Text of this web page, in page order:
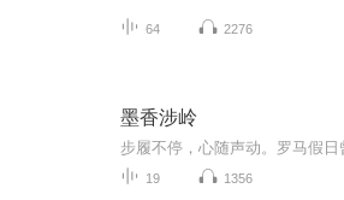
64 2276
墨香涉岭
19 1356